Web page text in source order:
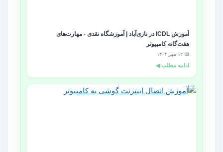
آموزش ICDL در نازی‌آباد | آموزشگاه نقدی - مهارت‌های
هفت‌گانه کامپیوتر
ادامه مطلب ◀